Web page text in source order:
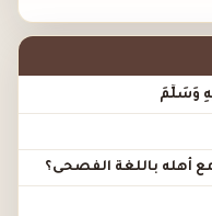
وَسَلَّمَ
أهله باللغة الفصحى؟